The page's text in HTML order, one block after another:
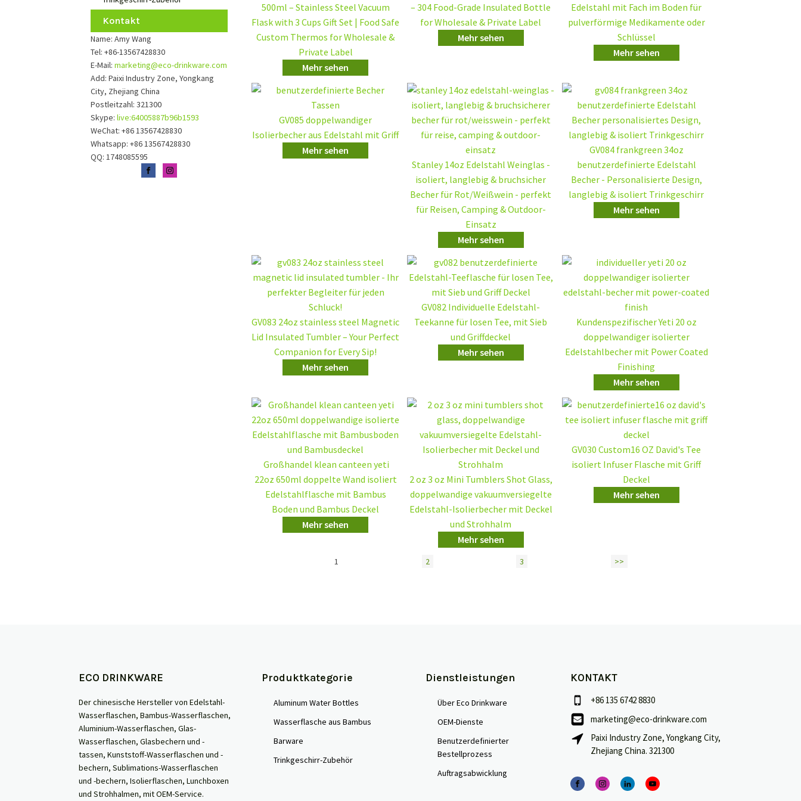
Kontakt
Name: Amy Wang
Tel: +86-13567428830
E-Mail: marketing@eco-drinkware.com
Add: Paixi Industry Zone, Yongkang
City, Zhejiang China
Postleitzahl: 321300
Skype: live:64005887b96b1593
WeChat: +86 13567428830
Whatsapp: +86 13567428830
QQ: 1748085595
500ml – Stainless Steel Vacuum
Flask with 3 Cups Gift Set | Food Safe
Custom Thermos for Wholesale &
Private Label
Mehr sehen
– 304 Food-Grade Insulated Bottle
for Wholesale & Private Label
Mehr sehen
Edelstahl mit Fach im Boden für
pulverförmige Medikamente oder
Schlüssel
Mehr sehen
GV085 doppelwandiger
Isolierbecher aus Edelstahl mit Griff
Mehr sehen
Stanley 14oz Edelstahl Weinglas -
isoliert, langlebig & bruchsicher
Becher für Rot/Weißwein - perfekt
für Reisen, Camping & Outdoor-
Einsatz
Mehr sehen
GV084 frankgreen 34oz
benutzerdefinierte Edelstahl
Becher - Personalisierte Design,
langlebig & isoliert Trinkgeschirr
Mehr sehen
GV083 24oz stainless steel Magnetic
Lid Insulated Tumbler – Your Perfect
Companion for Every Sip!
Mehr sehen
GV082 Individuelle Edelstahl-
Teekanne für losen Tee, mit Sieb
und Griffdeckel
Mehr sehen
Kundenspezifischer Yeti 20 oz
doppelwandiger isolierter
Edelstahlbecher mit Power Coated
Finishing
Mehr sehen
Großhandel klean canteen yeti
22oz 650ml doppelte Wand isoliert
Edelstahlflasche mit Bambus
Boden und Bambus Deckel
Mehr sehen
2 oz 3 oz Mini Tumblers Shot Glass,
doppelwandige vakuumversiegelte
Edelstahl-Isolierbecher mit Deckel
und Strohhalm
Mehr sehen
GV030 Custom16 OZ David's Tee
isoliert Infuser Flasche mit Griff
Deckel
Mehr sehen
1 2 3 >>
ECO DRINKWARE
Der chinesische Hersteller von Edelstahl-
Wasserflaschen, Bambus-Wasserflaschen,
Aluminium-Wasserflaschen, Glas-
Wasserflaschen, Glasbechern und -
tassen, Kunststoff-Wasserflaschen und -
bechern, Sublimations-Wasserflaschen
und -bechern, Isolierflaschen, Lunchboxen
und Strohhalmen, mit OEM-Service.
Produktkategorie
Aluminum Water Bottles
Wasserflasche aus Bambus
Barware
Trinkgeschirr-Zubehör
Dienstleistungen
Über Eco Drinkware
OEM-Dienste
Benutzerdefinierter
Bestellprozess
Auftragsabwicklung
KONTAKT
+86 135 6742 8830
marketing@eco-drinkware.com
Paixi Industry Zone, Yongkang City,
Zhejiang China. 321300